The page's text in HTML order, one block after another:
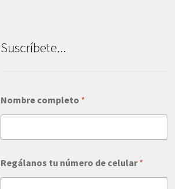
Suscríbete...
Nombre completo *
e
g
Regálanos tu número de celular*